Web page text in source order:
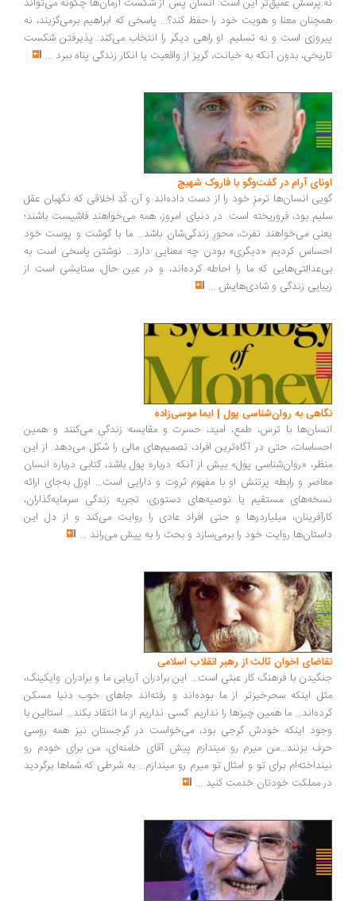
معنا و هویت خود را حفظ کند؟... پاسخی که ابراهیم برمی‌گزیند، نه
است و نه تسلیم. او راهی دیگر را انتخاب می‌کند: پذیرفتن شکست
بدون آنکه به خیانت، گریز از واقعیت یا انکار زندگی پناه ببرد...
آرام در گفت‌وگو با فاروک شهیچ‭
انسان‌ها ترمزِ خود را از دست داده‌اند و آن کُدِ اخلاقی که نگهبان عقل
بود، فروریخته است. در دنیای امروز، همه می‌خواهند فاشیست باشند؛
می‌خواهند نفرت، محورِ زندگی‌شان باشد... ما با گوشت و پوست خود
کردیم «دیگری» بودن چه معنایی دارد... نوشتن پاسخی است به
که ما را احاطه کرده‌اند، و در عین حال، ستایشی است از
زندگی و شادی‌هایش...
به روان‌شناسی پول | ایما موسی‌زاده
با ترس، طمع، امید، حسرت و مقایسه زندگی می‌کنند و همین
حتی در آگاه‌ترین افراد، تصمیم‌های مالی را شکل می‌دهد. از این
«روان‌شناسی پول» بیش از آنکه درباره پول باشد، کتابی درباره انسان
و رابطه پرتنش او با مفهوم ثروت و دارایی است... اوزل به‌جای ارائه
مستقیم یا توصیه‌های دستوری، تجربه زندگی سرمایه‌گذاران،
میلیاردرها و حتی افراد عادی را روایت می‌کند و از دل این
روایت خود را برمی‌سازد و بحث را به پیش می‌راند...
اخوان ثالث از رهبر انقلاب اسلامی
با فرهنگ کار عبثی است... این برادران آریایی ما و برادران وایکینگ،
اینکه سحرخیزتر از ما بوده‌اند و رفته‌اند جاهای خوب دنیا مسکن
ما همین چیزها را نداریم. کسی نداریم از ما انتقاد بکند... استالین با
اینکه خودش گرجی بود، می‌خواست در گرجستان نیز همه روسی
بزنند...من میرم رو میندازم پیش آقای خامنه‌ای، من برای خودم رو
برای تو و امثال تو میرم رو میندازم... به شرطی که شماها برگردید
مملکت خودتان خدمت کنید...